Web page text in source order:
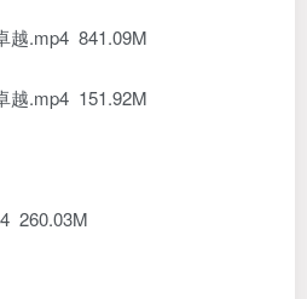
.mp4 841.09M
.mp4 151.92M
260.03M